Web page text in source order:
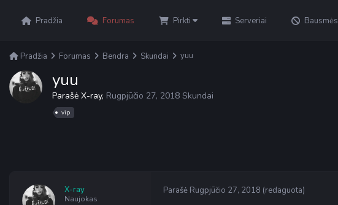
Pradžia Forumas Pirkti Serveriai Bausmės
Pradžia Forumas Bendra Skundai yuu
yuu
Parašė X-ray, Rugpjūčio 27, 2018 Skundai
vip
X-ray
Naujokas
Parašė Rugpjūčio 27, 2018 (redaguota)